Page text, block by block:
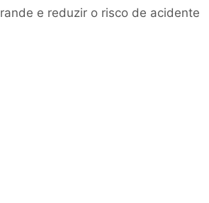
e reduzir o risco de acidente